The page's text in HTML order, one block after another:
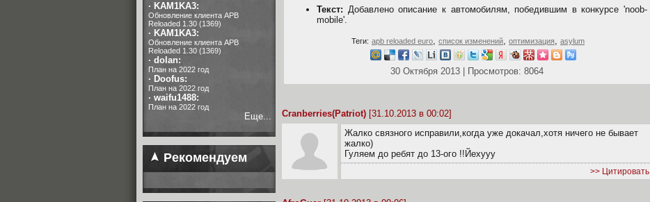
· KAM1KA3:
Обновление клиента APB
Reloaded 1.30 (1369)
· KAM1KA3:
Обновление клиента APB
Reloaded 1.30 (1369)
· dolan:
План на 2022 год
· Doofus:
План на 2022 год
· waifu1488:
План на 2022 год
Еще...
Рекомендуем
Текст: Добавлено описание к автомобилям, победившим в конкурсе 'noob-
mobile'.
Теги: apb reloaded euro, список изменений, оптимизация, asylum
30 Октября 2013 | Просмотров: 8064
Cranberries(Patriot) [31.10.2013 в 00:02]
Жалко связного исправили,когда уже докачал,хотя ничего не бывает
жалко)
Гуляем до ребят до 13-ого !!Йехууу
>> Цитировать